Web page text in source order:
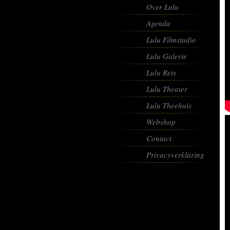
Over Lulu
Agenda
Lulu Filmstudio
Lulu Galerie
Lulu Reis
Lulu Theater
Lulu Theehuis
Webshop
Contact
Privacyverklaring